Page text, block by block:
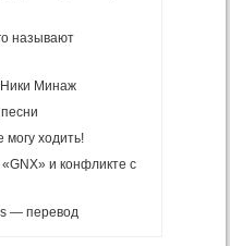
называют
Ники Минаж
ходить!
и конфликте с
— перевод